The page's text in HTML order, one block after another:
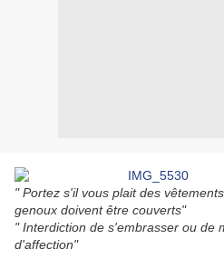
" Portez s'il vous plait des
genoux doivent être couverts"
" Interdiction de s'embrasser ou de
d'affection"